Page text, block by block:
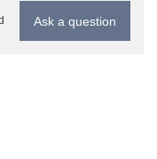
Ask a question